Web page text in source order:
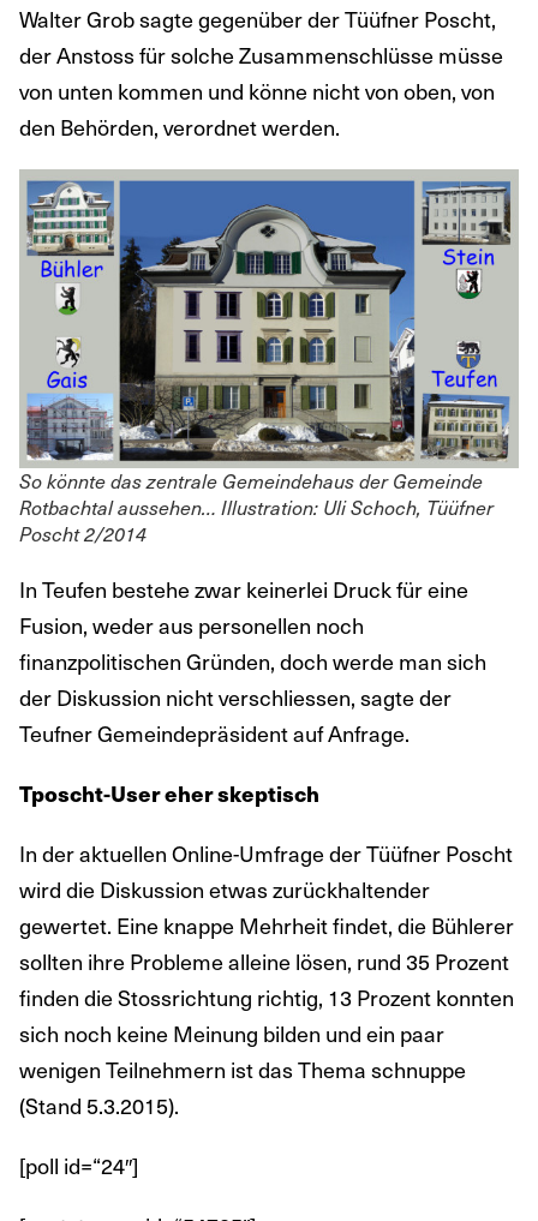
Walter Grob sagte gegenüber der Tüüfner Poscht,
der Anstoss für solche Zusammenschlüsse müsse
von unten kommen und könne nicht von oben, von
den Behörden, verordnet werden.
So könnte das zentrale Gemeindehaus der Gemeinde
Rotbachtal aussehen… Illustration: Uli Schoch, Tüüfner
Poscht 2/2014
In Teufen bestehe zwar keinerlei Druck für eine
Fusion, weder aus personellen noch
finanzpolitischen Gründen, doch werde man sich
der Diskussion nicht verschliessen, sagte der
Teufner Gemeindepräsident auf Anfrage.
Tposcht-User eher skeptisch
In der aktuellen Online-Umfrage der Tüüfner Poscht
wird die Diskussion etwas zurückhaltender
gewertet. Eine knappe Mehrheit findet, die Bühlerer
sollten ihre Probleme alleine lösen, rund 35 Prozent
finden die Stossrichtung richtig, 13 Prozent konnten
sich noch keine Meinung bilden und ein paar
wenigen Teilnehmern ist das Thema schnuppe
(Stand 5.3.2015).
[poll id=“24″]